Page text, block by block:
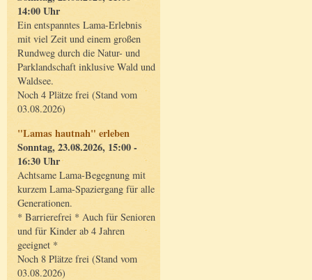
14:00 Uhr
Ein entspanntes Lama-Erlebnis
mit viel Zeit und einem großen
Rundweg durch die Natur- und
Parklandschaft inklusive Wald und
Waldsee.
Noch 4 Plätze frei (Stand vom
03.08.2026)
"Lamas hautnah" erleben
Sonntag, 23.08.2026, 15:00 -
16:30 Uhr
Achtsame Lama-Begegnung mit
kurzem Lama-Spaziergang für alle
Generationen.
* Barrierefrei * Auch für Senioren
und für Kinder ab 4 Jahren
geeignet *
Noch 8 Plätze frei (Stand vom
03.08.2026)